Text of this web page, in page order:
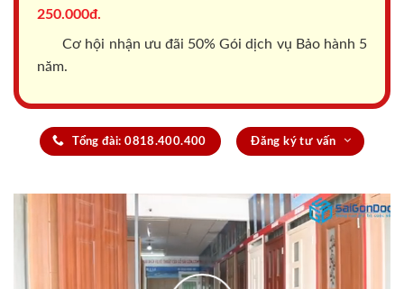
250.000đ.
Cơ hội nhận ưu đãi 50% Gói dịch vụ Bảo hành 5
năm.
Tổng đài: 0818.400.400 Đăng ký tư vấn